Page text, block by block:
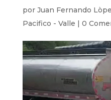
por Juan Fernando
Pacifico - Valle | 0